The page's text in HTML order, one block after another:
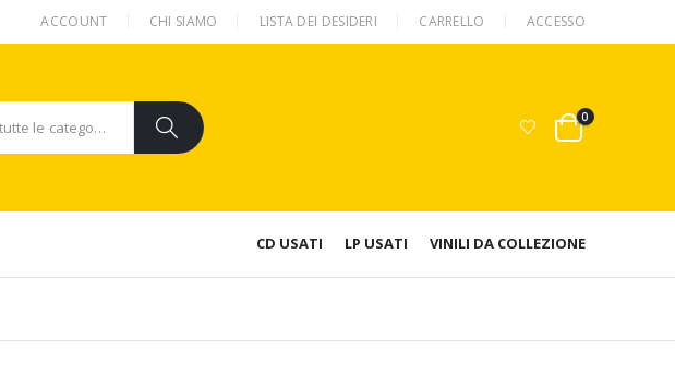
ACCOUNT CHI SIAMO LISTA DEI DESIDERI CARRELLO ACCESSO
tutte le categorie
0
CD USATI LP USATI VINILI DA COLLEZIONE